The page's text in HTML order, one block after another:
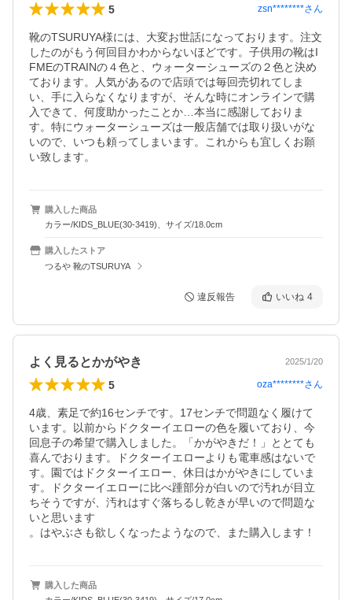
5 zsn********さん
靴のTSURUYA様には、大変お世話になっております。注文
したのがもう何回目かわからないほどです。子供用の靴はI
FMEのTRAINの４色と、ウォーターシューズの２色と決め
ております。人気があるので店頭では毎回売切れてしま
い、手に入らなくなりますが、そんな時にオンラインで購
入できて、何度助かったことか…本当に感謝しておりま
す。特にウォーターシューズは一般店舗では取り扱いがな
いので、いつも頼ってしまいます。これからも宜しくお願
購入した商品
カラー/KIDS_BLUE(30-3419)、サイズ/18.0cm
購入したストア
つるや 靴のTSURUYA
違反報告 いいね 4
よく見るとかがやき 2025/1/20
5 oza********さん
4歳、素足で約16センチです。17センチで問題なく履けて
います。以前からドクターイエローの色を履いており、今
回息子の希望で購入しました。「かがやきだ！」ととても
喜んでおります。ドクターイエローよりも電車感はないで
す。園ではドクターイエロー、休日はかがやきにしていま
す。ドクターイエローに比べ踵部分が白いので汚れが目立
ちそうですが、汚れはすぐ落ちるし乾きが早いので問題な
いと思います
。はやぶさも欲しくなったようなので、また購入します！
購入した商品